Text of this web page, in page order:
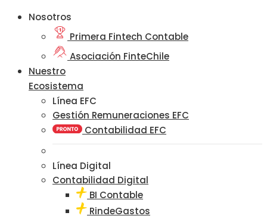
Nosotros
Primera Fintech Contable
Asociación FinteChile
Nuestro
Ecosistema
Línea EFC
Gestión Remuneraciones EFC
Contabilidad EFC
Línea Digital
Contabilidad Digital
BI Contable
RindeGastos